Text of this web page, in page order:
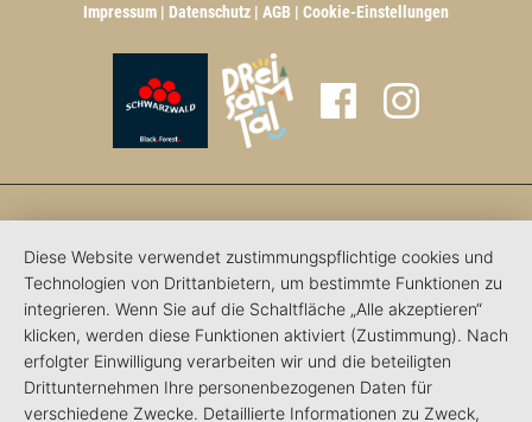
Impressum | Datenschutz | AGB | Cookie-Einstellungen
Diese Website verwendet zustimmungspflichtige cookies und
Technologien von Drittanbietern, um bestimmte Funktionen zu
integrieren. Wenn Sie auf die Schaltfläche „Alle akzeptieren“
klicken, werden diese Funktionen aktiviert (Zustimmung). Nach
erfolgter Einwilligung verarbeiten wir und die beteiligten
Drittunternehmen Ihre personenbezogenen Daten für
verschiedene Zwecke. Detaillierte Informationen zu Zweck,